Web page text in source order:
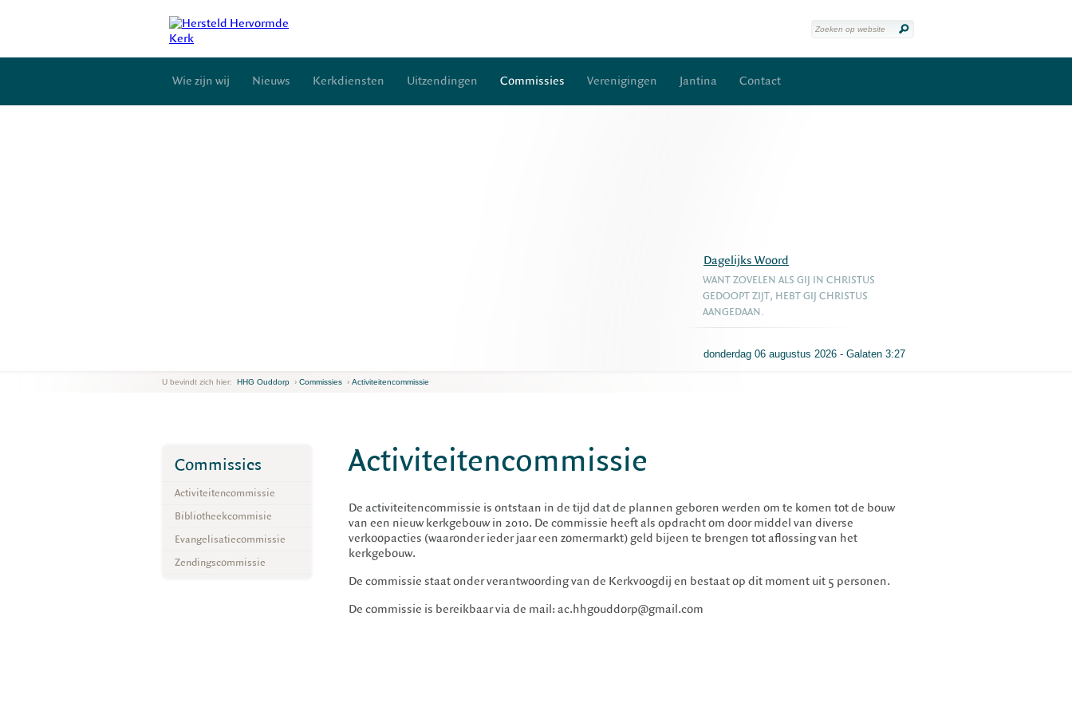
Wie zijn wij Nieuws Kerkdiensten Uitzendingen Commissies Verenigingen Jantina Contact
Dagelijks Woord
donderdag 06 augustus 2026 - Galaten 3:27
WANT ZOVELEN ALS GIJ IN CHRISTUS
GEDOOPT ZIJT, HEBT GIJ CHRISTUS
AANGEDAAN.
U bevindt zich hier: HHG Ouddorp › Commissies › Activiteitencommissie
Activiteitencommissie
De activiteitencommissie is ontstaan in de tijd dat de plannen geboren werden om te komen tot de bouw
van een nieuw kerkgebouw in 2010. De commissie heeft als opdracht om door middel van diverse
verkoopacties (waaronder ieder jaar een zomermarkt) geld bijeen te brengen tot aflossing van het
kerkgebouw.
De commissie staat onder verantwoording van de Kerkvoogdij en bestaat op dit moment uit 5 personen.
De commissie is bereikbaar via de mail: ac.hhgouddorp@gmail.com
Commissies
Activiteitencommissie
Bibliotheekcommisie
Evangelisatiecommissie
Zendingscommissie